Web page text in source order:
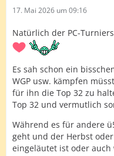
17. Mai 2026 um 09:16
Natürlich der PC-
Es sah schon ein
WGP usw. kämpfen
für ihn die Top 32 zu
Top 32 und vermutlich
Während es für andere
geht und der Herbst
eingeläutet ist oder